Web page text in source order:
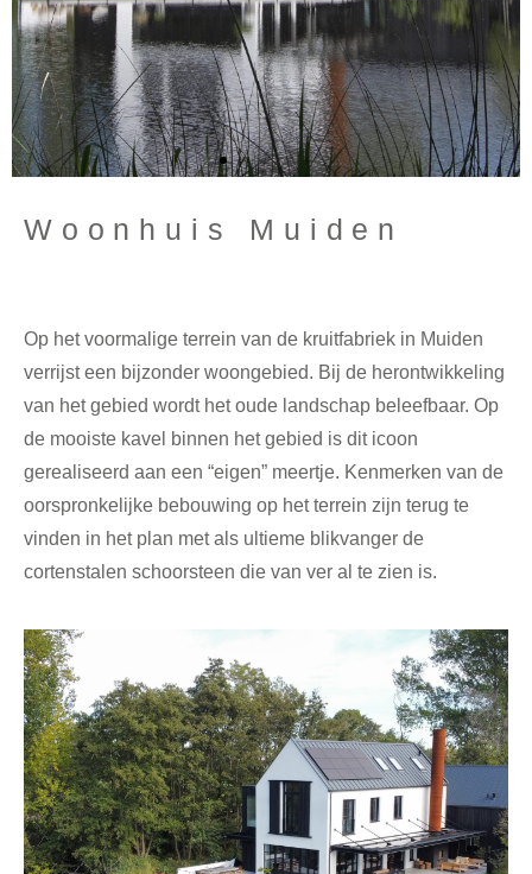
Woonhuis Muiden
Op het voormalige terrein van de kruitfabriek in Muiden
verrijst een bijzonder woongebied. Bij de herontwikkeling
van het gebied wordt het oude landschap beleefbaar. Op
de mooiste kavel binnen het gebied is dit icoon
gerealiseerd aan een “eigen” meertje. Kenmerken van de
oorspronkelijke bebouwing op het terrein zijn terug te
vinden in het plan met als ultieme blikvanger de
cortenstalen schoorsteen die van ver al te zien is.